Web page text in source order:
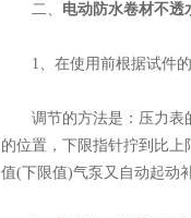
二、 电动防水卷材不透
1、在使用前根据试件的
调节的方法是：压力表的
的位置，下限指针拧到比
值(下限值)气泵又自动起动